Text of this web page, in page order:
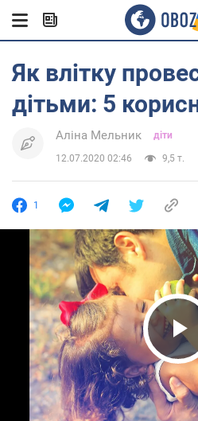
Як влітку
дітьми: 5
Аліна Мельник діти
12.07.2020 02:46 9,5 т.
1